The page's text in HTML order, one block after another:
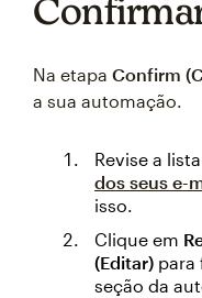
Na etapa Confirm
a sua automação.
Revise a
dos seus e-
isso.
Clique em
(Editar) para
seção da